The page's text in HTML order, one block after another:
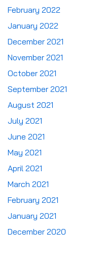
February 2022
January 2022
December 2021
November 2021
October 2021
September 2021
August 2021
July 2021
June 2021
May 2021
April 2021
March 2021
February 2021
January 2021
December 2020